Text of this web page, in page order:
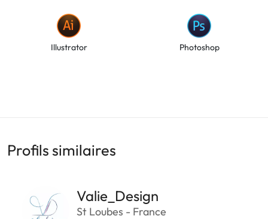
Illustrator Photoshop
Profils similaires
Valie_Design
St Loubes - France